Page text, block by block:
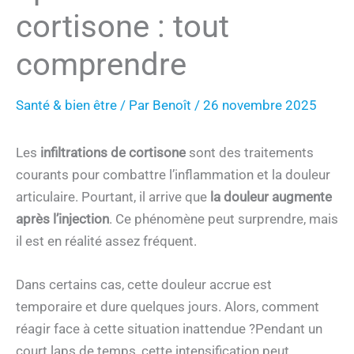
cortisone : tout
comprendre
Santé & bien être / Par Benoît / 26 novembre 2025
Les infiltrations de cortisone sont des traitements
courants pour combattre l’inflammation et la douleur
articulaire. Pourtant, il arrive que la douleur augmente
après l’injection. Ce phénomène peut surprendre, mais
il est en réalité assez fréquent.
Dans certains cas, cette douleur accrue est
temporaire et dure quelques jours. Alors, comment
réagir face à cette situation inattendue ?Pendant un